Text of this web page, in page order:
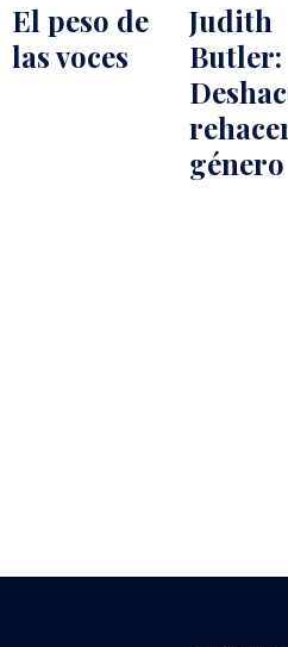
El peso de
las voces
Judith
Butler:
género